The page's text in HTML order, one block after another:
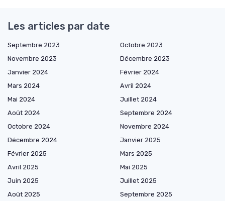
Les articles par date
Septembre 2023
Octobre 2023
Novembre 2023
Décembre 2023
Janvier 2024
Février 2024
Mars 2024
Avril 2024
Mai 2024
Juillet 2024
Août 2024
Septembre 2024
Octobre 2024
Novembre 2024
Décembre 2024
Janvier 2025
Février 2025
Mars 2025
Avril 2025
Mai 2025
Juin 2025
Juillet 2025
Août 2025
Septembre 2025